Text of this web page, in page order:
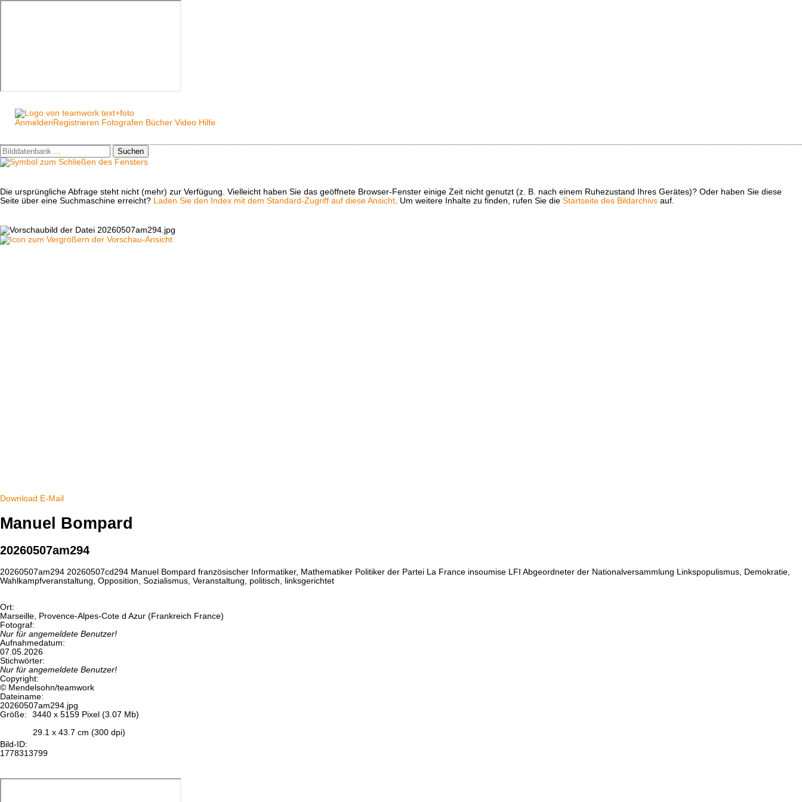
Anmelden Registrieren Fotografen Bücher Video Hilfe
Suchen
Die ursprüngliche Abfrage steht nicht (mehr) zur Verfügung. Vielleicht haben Sie das geöffnete Browser-Fenster einige Zeit nicht genutzt (z. B. nach einem Ruhezustand Ihres Gerätes)? Oder haben Sie diese
Seite über eine Suchmaschine erreicht? Laden Sie den Index mit dem Standard-Zugriff auf diese Ansicht. Um weitere Inhalte zu finden, rufen Sie die Startseite des Bildarchivs auf.
Download E-Mail
Manuel Bompard
20260507am294
20260507am294 20260507cd294 Manuel Bompard französischer Informatiker, Mathematiker Politiker der Partei La France insoumise LFI Abgeordneter der Nationalversammlung Linkspopulismus, Demokratie,
Wahlkampfveranstaltung, Opposition, Sozialismus, Veranstaltung, politisch, linksgerichtet
Ort:
Marseille, Provence-Alpes-Cote d Azur (Frankreich France)
Fotograf:
Nur für angemeldete Benutzer!
Aufnahmedatum:
07.05.2026
Stichwörter:
Nur für angemeldete Benutzer!
Copyright:
© Mendelsohn/teamwork
Dateiname:
20260507am294.jpg
Größe:
3440 x 5159 Pixel (3.07 Mb)
29.1 x 43.7 cm (300 dpi)
Bild-ID:
1778313799